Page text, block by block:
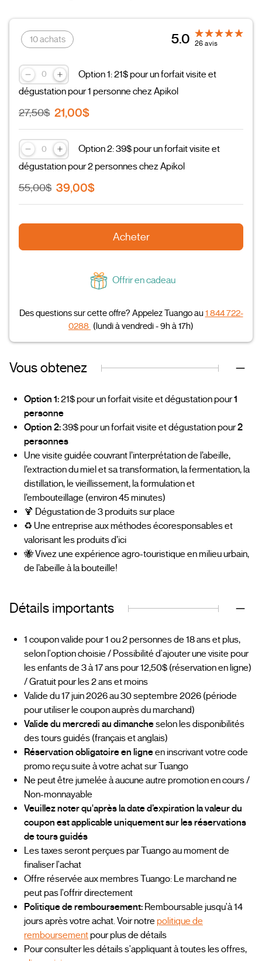
10 achats 5.0 26 avis
Option 1: 21$ pour un forfait visite et
dégustation pour 1 personne chez Apikol
27,50$ 21,00$
Option 2: 39$ pour un forfait visite et
dégustation pour 2 personnes chez Apikol
55,00$ 39,00$
Acheter
Offrir en cadeau
Des questions sur cette offre? Appelez Tuango au1 844 722-
0288 (lundi à vendredi - 9h à 17h)
Vous obtenez
Option 1:21$ pour un forfait visite et dégustation pour1
personne
Option 2:39$ pour un forfait visite et dégustation pour2
personnes
Une visite guidée couvrant l’interprétation de l’abeille,
l’extraction du miel et sa transformation, la fermentation, la
distillation, le vieillissement, la formulation et
l’embouteillage (environ 45 minutes)
🍹 Dégustation de 3 produits sur place
♻️ Une entreprise aux méthodes écoresponsables et
valorisant les produits d’ici
🐝 Vivez une expérience agro-touristique en milieu urbain,
de l’abeille à la bouteille!
Détails importants
1 coupon valide pour 1 ou 2 personnes de 18 ans et plus,
selon l'option choisie / Possibilité d'ajouter une visite pour
les enfants de 3 à 17 ans pour 12,50$ (réservation en ligne)
/ Gratuit pour les 2 ans et moins
Valide du 17 juin 2026 au 30 septembre 2026 (période
pour utiliser le coupon auprès du marchand)
Valide du mercredi au dimancheselon les disponibilités
des tours guidés (français et anglais)
Réservation obligatoire en ligneen inscrivant votre code
promo reçu suite à votre achat sur Tuango
Ne peut être jumelée à aucune autre promotion en cours /
Non-monnayable
Veuillez noter qu'après la date d’expiration la valeur du
coupon est applicable uniquement sur les réservations
de tours guidés
Les taxes seront perçues par Tuango au moment de
finaliser l'achat
Offre réservée aux membres Tuango: Le marchand ne
peut pas l'offrir directement
Politique de remboursement: Remboursable jusqu'à 14
jours après votre achat. Voir notre politique de
remboursementpour plus de détails
Pour consulter les détails s'appliquant à toutes les offres,